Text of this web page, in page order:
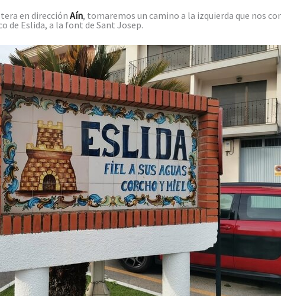
en direcciónAín, tomaremos un camino a la izquierda que nos
de Eslida, a la font de Sant Josep.